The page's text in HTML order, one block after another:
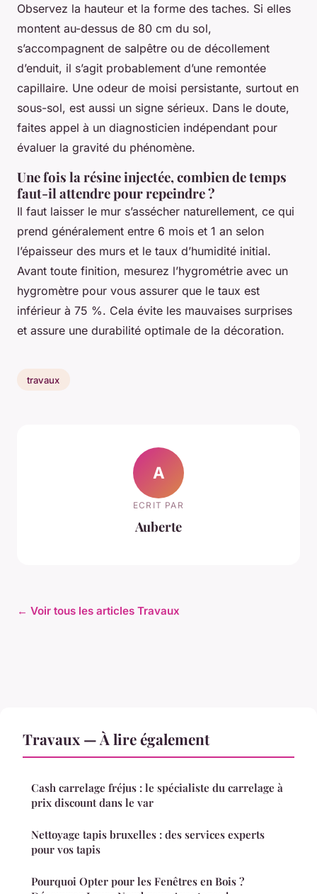
Observez la hauteur et la forme des taches. Si elles
montent au-dessus de 80 cm du sol,
s’accompagnent de salpêtre ou de décollement
d’enduit, il s’agit probablement d’une remontée
capillaire. Une odeur de moisi persistante, surtout en
sous-sol, est aussi un signe sérieux. Dans le doute,
faites appel à un diagnosticien indépendant pour
évaluer la gravité du phénomène.
Une fois la résine injectée, combien de temps
faut-il attendre pour repeindre ?
Il faut laisser le mur s’assécher naturellement, ce qui
prend généralement entre 6 mois et 1 an selon
l’épaisseur des murs et le taux d’humidité initial.
Avant toute finition, mesurez l’hygrométrie avec un
hygromètre pour vous assurer que le taux est
inférieur à 75 %. Cela évite les mauvaises surprises
et assure une durabilité optimale de la décoration.
travaux
A
ECRIT PAR
Auberte
← Voir tous les articles Travaux
Travaux — À lire également
Cash carrelage fréjus : le spécialiste du carrelage à
prix discount dans le var
Nettoyage tapis bruxelles : des services experts
pour vos tapis
Pourquoi Opter pour les Fenêtres en Bois ?